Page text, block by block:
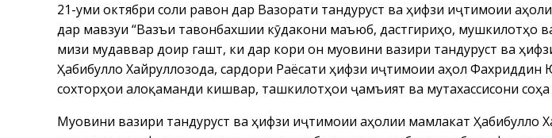
21-уми октябри соли равон дар Вазорати тандурустӣ ва ҳифзи иҷтимоии
дар мавзуи “Вазъи тавонбахшии кӯдакони маъюб, дастгириҳо, мушкилотҳо
мизи мудаввар доир гашт, ки дар кори он муовини вазири тандурустӣ ва
Ҳабибулло Хайруллозода, сардори Раёсати ҳифзи иҷтимоии аҳолӣ
сохторҳои алоқаманди кишвар, ташкилотҳои ҷамъиятӣ ва мутахассисони
Муовини вазири тандурустӣ ва ҳифзи иҷтимоии аҳолии мамлакат Ҳабибулло